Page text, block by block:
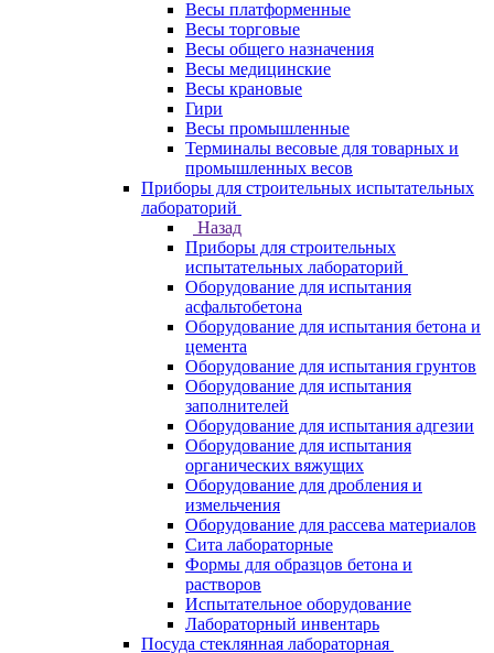
Весы платформенные
Весы торговые
Весы общего назначения
Весы медицинские
Весы крановые
Гири
Весы промышленные
Терминалы весовые для товарных и
промышленных весов
Приборы для строительных испытательных
лабораторий
Назад
Приборы для строительных
испытательных лабораторий
Оборудование для испытания
асфальтобетона
Оборудование для испытания бетона и
цемента
Оборудование для испытания грунтов
Оборудование для испытания
заполнителей
Оборудование для испытания адгезии
Оборудование для испытания
органических вяжущих
Оборудование для дробления и
измельчения
Оборудование для рассева материалов
Сита лабораторные
Формы для образцов бетона и
растворов
Испытательное оборудование
Лабораторный инвентарь
Посуда стеклянная лабораторная